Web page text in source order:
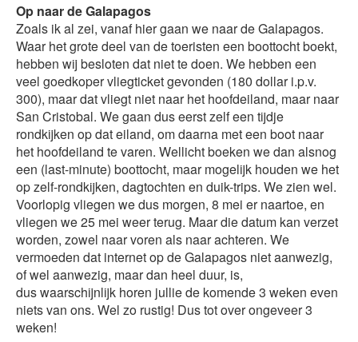
Op naar de Galapagos
Zoals ik al zei, vanaf hier gaan we naar de Galapagos.
Waar het grote deel van de toeristen een boottocht boekt,
hebben wij besloten dat niet te doen. We hebben een
veel goedkoper vliegticket gevonden (180 dollar i.p.v.
300), maar dat vliegt niet naar het hoofdeiland, maar naar
San Cristobal. We gaan dus eerst zelf een tijdje
rondkijken op dat eiland, om daarna met een boot naar
het hoofdeiland te varen. Wellicht boeken we dan alsnog
een (last-minute) boottocht, maar mogelijk houden we het
op zelf-rondkijken, dagtochten en duik-trips. We zien wel.
Voorlopig vliegen we dus morgen, 8 mei er naartoe, en
vliegen we 25 mei weer terug. Maar die datum kan verzet
worden, zowel naar voren als naar achteren. We
vermoeden dat internet op de Galapagos niet aanwezig,
of wel aanwezig, maar dan heel duur, is,
dus waarschijnlijk horen jullie de komende 3 weken even
niets van ons. Wel zo rustig! Dus tot over ongeveer 3
weken!